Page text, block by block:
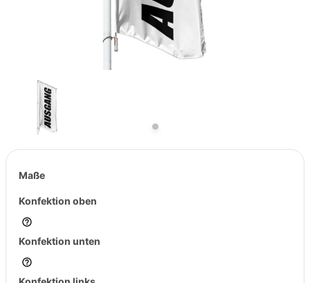
Maße
Konfektion oben
Konfektion unten